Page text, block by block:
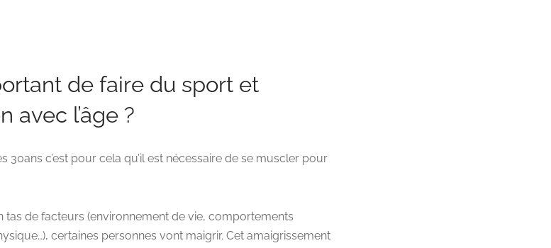
de faire du sport et
avec l’âge ?
30ans c’est pour cela qu’il est nécessaire de se muscler pour
tas de facteurs (environnement de vie, comportements
certaines personnes vont maigrir. Cet amaigrissement